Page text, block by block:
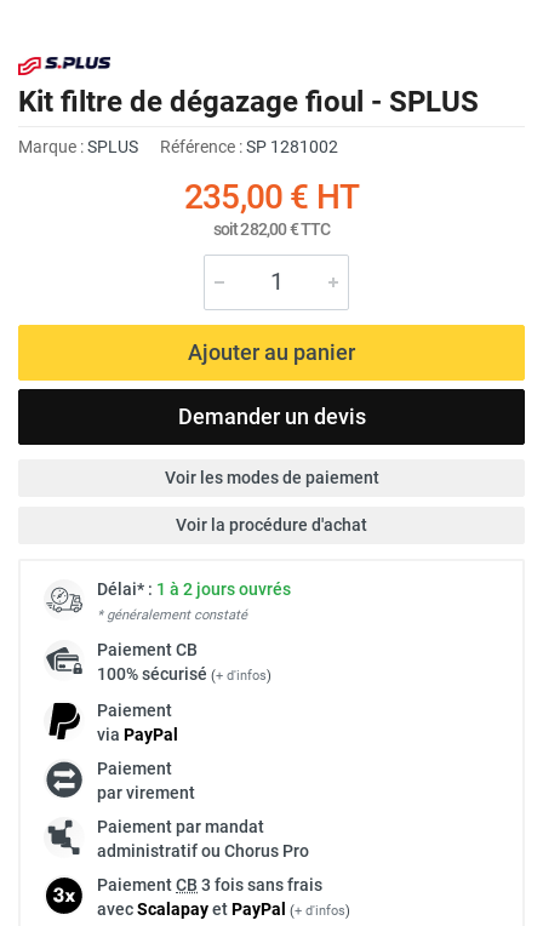
Kit filtre de dégazage fioul - SPLUS
Marque :SPLUS Référence :SP 1281002
235,00 € HT
soit282,00 €TTC
Ajouter au panier
Demander un devis
Voir les modes de paiement
Voir la procédure d'achat
Délai* : 1 à 2 jours ouvrés
* généralement constaté
PaiementCB
100% sécurisé (+ d'infos)
Paiement
via PayPal
Paiement
par virement
Paiement par mandat
administratif ou Chorus Pro
PaiementCB 3 fois sans frais
avecScalapayetPayPal (+ d'infos)